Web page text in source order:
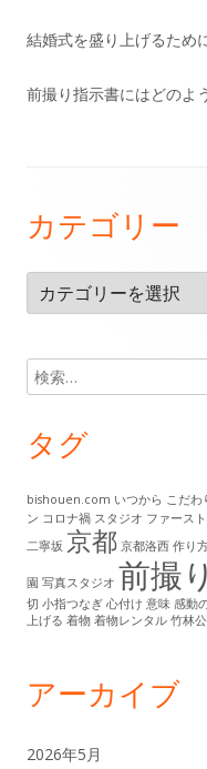
結婚式を盛り上げるため
前撮り指示書にはどのよ
ッ
タ
ー・
ン
ン
ツ
カテゴリー
テ
リ
ー
検
索:
タグ
bishouen.com いつから こだわ
ン コロナ禍 スタジオ ファース
二寧坂 京都 京都洛西 作り
園 写真スタジオ 前撮り
切 小指つなぎ 心付け 意味 感動
上げる 着物 着物レンタル 竹林
アーカイブ
2026年5月